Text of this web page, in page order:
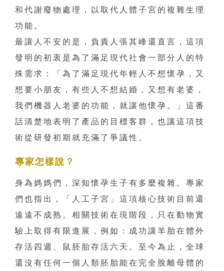
和代謝廢物處理，以取代人體子宮的複雜生理
功能。
最讓人不安的是，負責人張其峰還直言，這項
發明的初衷是為了滿足現代社會一部分人的特
殊需求：「為了滿足現代年輕人不想懷孕，又
想要小朋友，有些人不想結婚，又想有老婆，
我們機器人老婆的功能，就讓他懷孕。」這番
話清楚地表明了產品的目標客群，也讓這項技
術從研發初期就充滿了爭議性。
專家怎樣說？
身為媽媽們，深知懷孕生子有多麼複雜。專家
們也指出，「人工子宮」這項核心技術目前還
遠遠不成熟。相關技術在現階段，只在動物實
驗上取得有限進展，例如：成功讓羊胎在體外
存活四週、鼠胚胎存活六天。至今為止，全球
還沒有任何一個人類胚胎能在完全脫離母體的